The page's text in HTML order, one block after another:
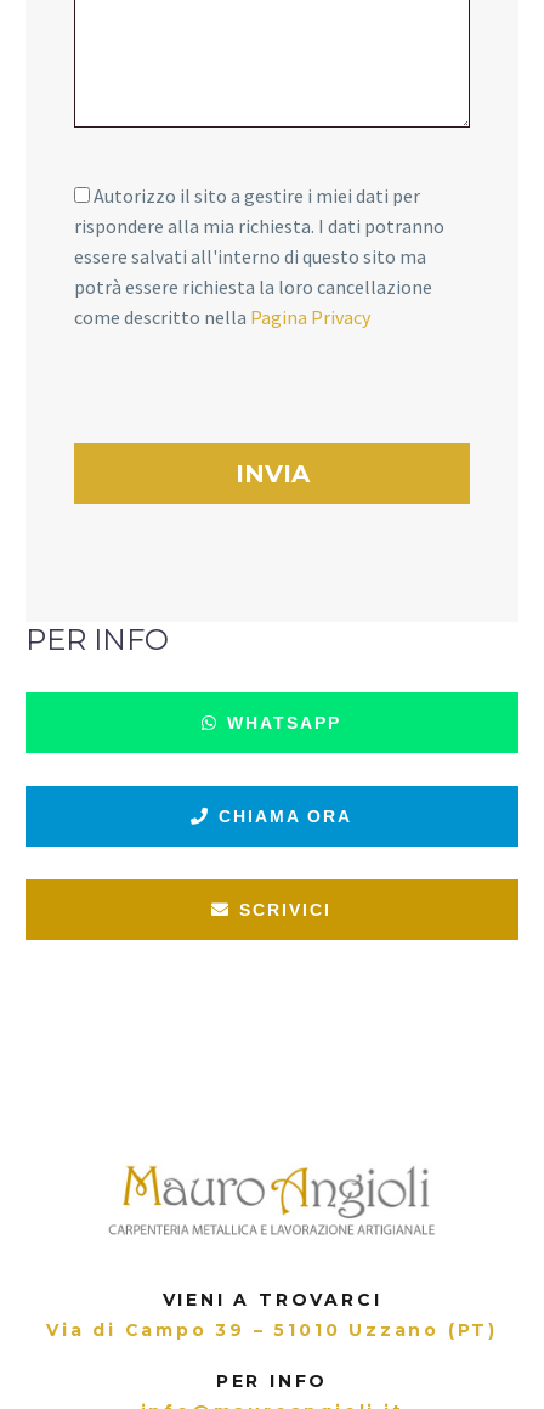
Autorizzo il sito a gestire i miei dati per
rispondere alla mia richiesta. I dati potranno
essere salvati all'interno di questo sito ma
potrà essere richiesta la loro cancellazione
come descritto nella Pagina Privacy
PER INFO
WHATSAPP
CHIAMA ORA
SCRIVICI
VIENI A TROVARCI
Via di Campo 39 – 51010 Uzzano (PT)
PER INFO